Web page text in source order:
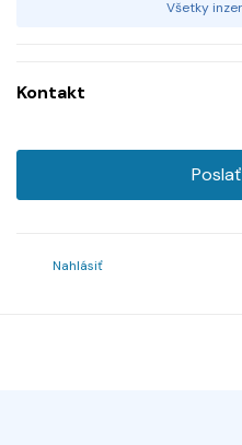
Všetky
Kontakt
Nahlásiť